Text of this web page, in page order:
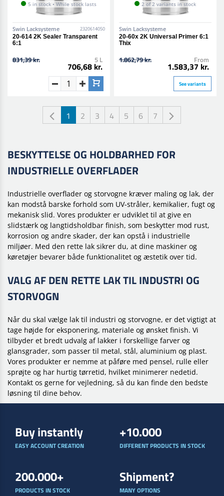
5 in stock • While stock lasts
Swin Lacksysteme 2320614050
20-614 2K Sealer Transparent
6:1
831,39 kr. 5 L
706,68 kr.
2 of 2 variants in stock
Swin Lacksysteme
20-60x 2K Universal Primer 6:1
Thix
1.862,79 kr. From
1.583,37 kr.
See variants
1 2 3 4 5 6 7
BESKYTTELSE OG HOLDBARHED FOR
INDUSTRIELLE OVERFLADER
Industrielle overflader og storvogne kræver maling og lak, der
kan modstå barske forhold som UV-stråler, kemikalier, fugt og
mekanisk slid. Vores produkter er udviklet til at give en
slidstærk og langtidsholdbar finish, som beskytter mod rust,
korrosion og andre skader, der kan opstå i industrielle
miljøer. Med den rette lak sikrer du, at dine maskiner og
køretøjer bevarer både funktionalitet og æstetik over tid.
VALG AF DEN RETTE LAK TIL INDUSTRI OG
STORVOGN
Når du skal vælge lak til industri og storvogne, er det vigtigt at
tage højde for eksponering, materiale og ønsket finish. Vi
tilbyder et bredt udvalg af lakker i forskellige farver og
glansgrader, som passer til metal, stål, aluminium og plast.
Vores produkter er nemme at påføre med pensel, rulle eller
sprøjte og har hurtig tørretid, hvilket minimerer nedetid.
Kontakt os gerne for vejledning, så du kan finde den bedste
løsning til dine behov.
Buy instantly
EASY ACCOUNT CREATION
+10.000
DIFFERENT PRODUCTS IN STOCK
200.000+
PRODUCTS IN STOCK
Shipment?
MANY OPTIONS